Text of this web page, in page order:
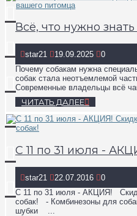
Всё, что нужно
star21 19.09.2025
0
Почему собакам нужна
собак стала неотъемлемой
Современные владельцы всё
ЧИТАТЬ ДАЛЕЕ
С 11 по 31 июля -
star21 22.07.2016
0
С 11 по 31 июля - АКЦИЯ!
собак! - Комбинезоны для
шубки ...